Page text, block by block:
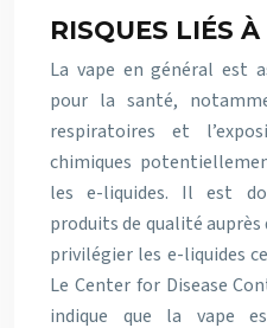
RISQUES LIÉS
La vape en général est
pour la santé,
respiratoires et
chimiques
les e-liquides. Il est
produits de qualité
privilégier les e-liquides
Le Center for Disease
indique que la vape